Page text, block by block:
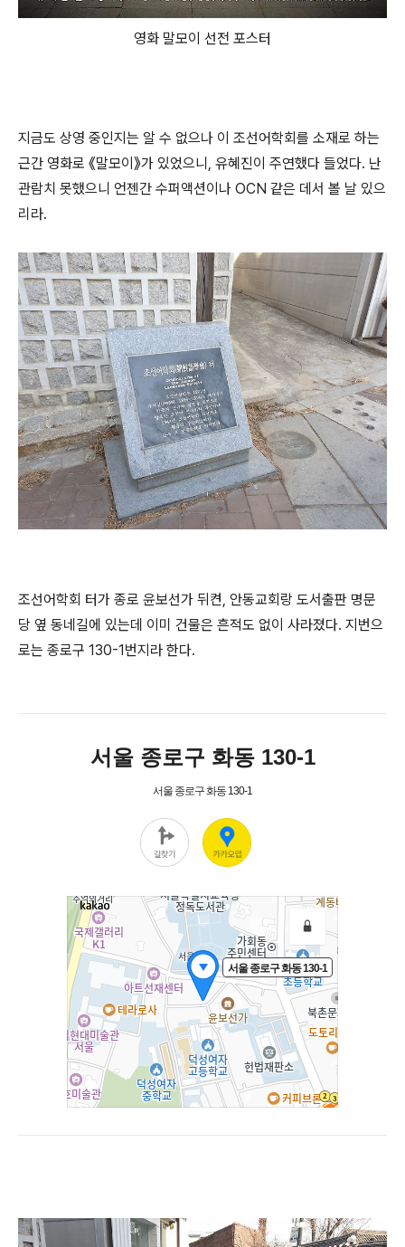
영화 말모이 선전 포스터
지금도 상영 중인지는 알 수 없으나 이 조선어학회를 소재로 하는
근간 영화로 《말모이》가 있었으니, 유혜진이 주연했다 들었다. 난
관람치 못했으니 언젠간 수퍼액션이나 OCN 같은 데서 볼 날 있으
리라.
조선어학회 터가 종로 윤보선가 뒤켠, 안동교회랑 도서출판 명문
당 옆 동네길에 있는데 이미 건물은 흔적도 없이 사라졌다. 지번으
로는 종로구 130-1번지라 한다.